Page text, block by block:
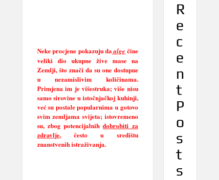
Neke procjene pokazuju daalge čine
veliki dio ukupne žive mase na
Zemlji, što znači da su one dostupne
u nezamislivim količinama.
Primjena im je višestruka; više nisu
samo sirovine u istočnjačkoj kuhinji,
već su postale popularnima u gotovo
svim zemljama svijeta; istovremeno
su, zbog potencijalnihdobrobiti za
zdravlje, često u središtu
znanstvenih istraživanja.
R
e
c
e
n
t
P
o
s
t
s